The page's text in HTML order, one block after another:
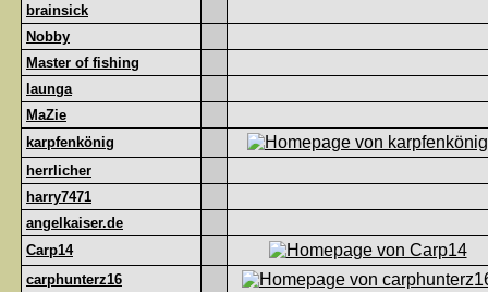
brainsick
Nobby
Master of fishing
launga
MaZie
karpfenkönig
herrlicher
harry7471
angelkaiser.de
Carp14
carphunterz16